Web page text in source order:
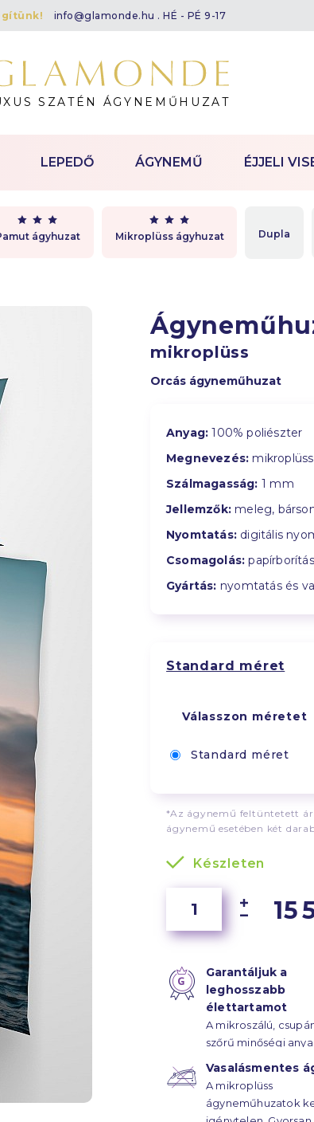
info@glamonde.hu . HÉ - PÉ 9-17
SZATÉN ÁGYNEMŰHUZAT
ágyhuzat Mikroplüss ágyhuzat Dupla
LEPEDŐ ÁGYNEMŰ ÉJJELI
mikroplüss
Orcás ágyneműhuzat
Anyag: 100% poliészter
Megnevezés: mikroplüss
Szálmagasság: 1 mm
Jellemzők: meleg,
Nyomtatás: digitális
Csomagolás: papírborítás
Gyártás: nyomtatás és
Standard méret
Válasszon méretet
Standard méret
*Az ágynemű feltüntetett
ágynemű esetében két
Készleten
15
Garantáljuk a
leghosszabb
élettartamot
A mikroszálú,
szőrű minőségi
évtizedekre
Vasalásmentes
A mikroplüss
ágyneműhuzatok